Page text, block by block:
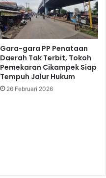
Gara-gara PP Penataan
Daerah Tak Terbit, Tokoh
Pemekaran Cikampek Siap
Tempuh Jalur Hukum
26 Februari 2026